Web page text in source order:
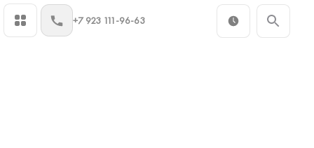
+7 923 111-96-63